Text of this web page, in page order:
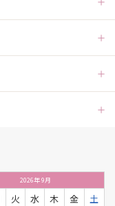
2026年9月
火 水 木 金
土